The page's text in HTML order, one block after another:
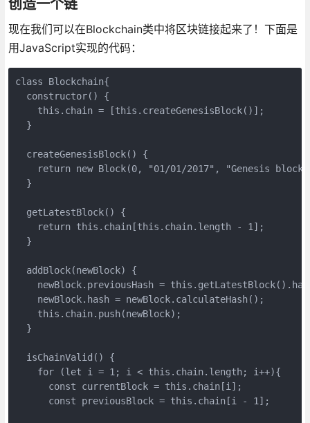
创造一个链
现在我们可以在Blockchain类中将区块链接起来了！下面是
用JavaScript实现的代码：
class Blockchain{
  constructor() {
    this.chain = [this.createGenesisBlock()];
  }
  createGenesisBlock() {
return new Block(0, "01/01/2017", "Genesis
  }
  getLatestBlock() {
    return this.chain[this.chain.length - 1];
  }
  addBlock(newBlock) {
newBlock.previousHash =
    newBlock.hash = newBlock.calculateHash();
    this.chain.push(newBlock);
  }
  isChainValid() {
    for (let i = 1; i < this.chain.length; i++){
      const currentBlock = this.chain[i];
      const previousBlock = this.chain[i - 1];